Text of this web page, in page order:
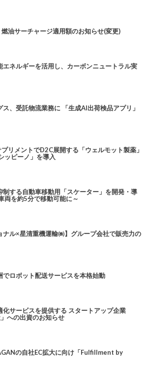
油サーチャージ適用額のお知らせ(変更)
エネルギーを活用し、カーボンニュートラル実
、受託物流業務に 「生成AI出荷検品アプリ」
リメントでD2C展開する「ウェルモット製薬」
ッピーノ」を導入
制する自動車移動用「スケーター」を開発・導
両を約5分で移動可能に～
ナル×星清重機運輸㈱】グループ会社で販売力の
でロボット配送サービスを本格始動
化サービスを提供する スタートアップ企業
への出資のお知らせ
の自社EC拡大に向け「Fulfillment by